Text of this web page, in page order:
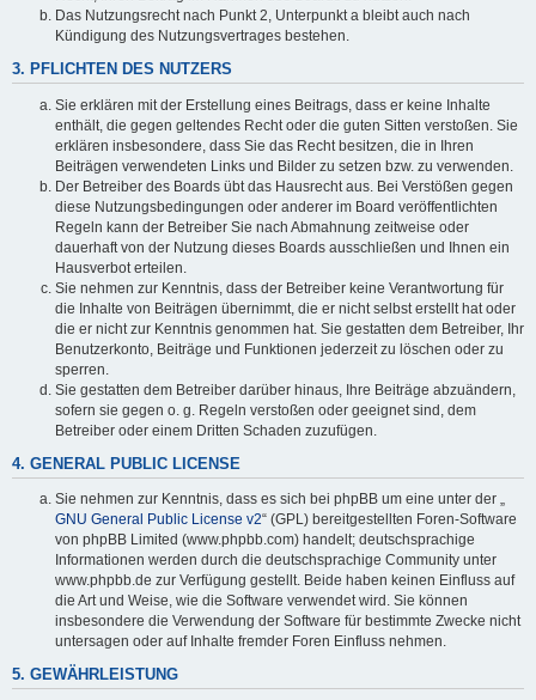
Das Nutzungsrecht nach Punkt 2, Unterpunkt a bleibt auch nach
Kündigung des Nutzungsvertrages bestehen.
3. PFLICHTEN DES NUTZERS
Sie erklären mit der Erstellung eines Beitrags, dass er keine Inhalte
enthält, die gegen geltendes Recht oder die guten Sitten verstoßen. Sie
erklären insbesondere, dass Sie das Recht besitzen, die in Ihren
Beiträgen verwendeten Links und Bilder zu setzen bzw. zu verwenden.
Der Betreiber des Boards übt das Hausrecht aus. Bei Verstößen gegen
diese Nutzungsbedingungen oder anderer im Board veröffentlichten
Regeln kann der Betreiber Sie nach Abmahnung zeitweise oder
dauerhaft von der Nutzung dieses Boards ausschließen und Ihnen ein
Hausverbot erteilen.
Sie nehmen zur Kenntnis, dass der Betreiber keine Verantwortung für
die Inhalte von Beiträgen übernimmt, die er nicht selbst erstellt hat oder
die er nicht zur Kenntnis genommen hat. Sie gestatten dem Betreiber, Ihr
Benutzerkonto, Beiträge und Funktionen jederzeit zu löschen oder zu
sperren.
Sie gestatten dem Betreiber darüber hinaus, Ihre Beiträge abzuändern,
sofern sie gegen o. g. Regeln verstoßen oder geeignet sind, dem
Betreiber oder einem Dritten Schaden zuzufügen.
4. GENERAL PUBLIC LICENSE
Sie nehmen zur Kenntnis, dass es sich bei phpBB um eine unter der „
GNU General Public License v2“ (GPL) bereitgestellten Foren-Software
von phpBB Limited (www.phpbb.com) handelt; deutschsprachige
Informationen werden durch die deutschsprachige Community unter
www.phpbb.de zur Verfügung gestellt. Beide haben keinen Einfluss auf
die Art und Weise, wie die Software verwendet wird. Sie können
insbesondere die Verwendung der Software für bestimmte Zwecke nicht
untersagen oder auf Inhalte fremder Foren Einfluss nehmen.
5. GEWÄHRLEISTUNG